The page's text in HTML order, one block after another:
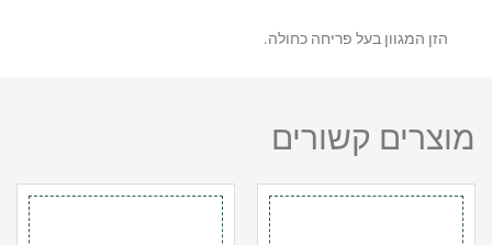
הזן המגוון בעל פריחה כחולה.
מוצרים קשורים
כמות
של
כמות
של